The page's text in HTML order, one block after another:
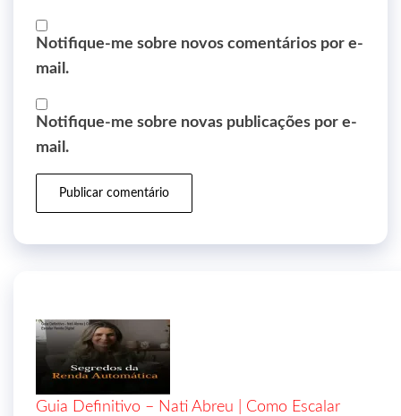
Notifique-me sobre novos comentários por e-
mail.
Notifique-me sobre novas publicações por e-
mail.
Guia Definitivo – Nati Abreu | Como Escalar